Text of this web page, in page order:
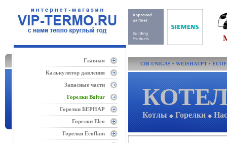
Главная
Калькулятор давления
Запасные части
Горелки Baltur
Горелки БЕРНАР
Горелки Elco
Горелки Ecoflam
CIB UNIGAS • WEISHAUPT •
Котлы ◆ Горелки ◆